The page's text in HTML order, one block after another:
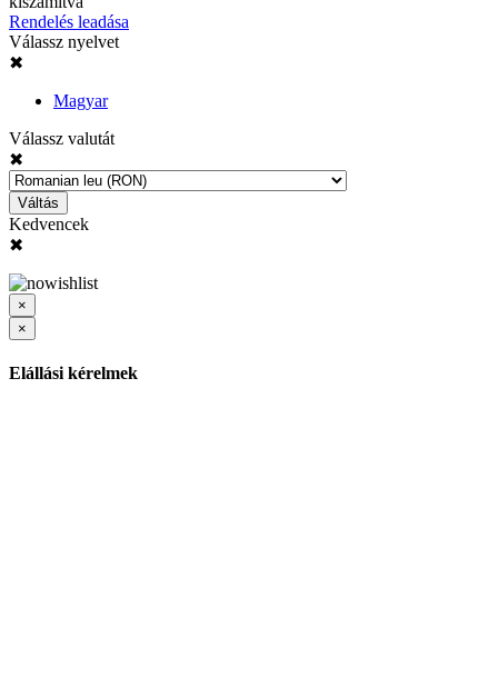
Rendelés leadása
Válassz nyelvet
✖
Magyar
Válassz valutát
✖
Váltás
Kedvencek
✖
×
×
Elállási kérelmek